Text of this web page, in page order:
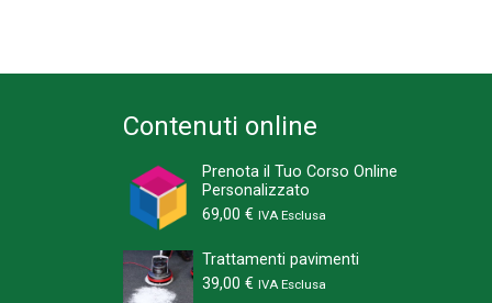
Contenuti online
Prenota il Tuo Corso Online
Personalizzato
69,00 € IVA Esclusa
Trattamenti pavimenti
39,00 € IVA Esclusa